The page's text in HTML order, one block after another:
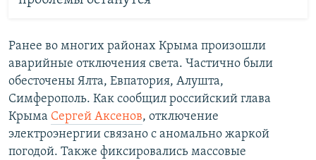
Ранее во многих районах Крыма произошли
аварийные отключения света. Частично были
обесточены Ялта, Евпатория, Алушта,
Симферополь. Как сообщил российский глава
Крыма Сергей Аксенов, отключение
электроэнергии связано с аномально жаркой
погодой. Также фиксировались массовые